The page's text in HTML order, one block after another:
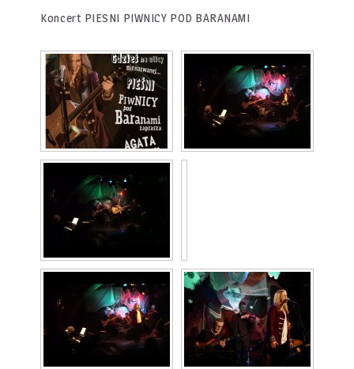
Koncert PIESNI PIWNICY POD BARANAMI